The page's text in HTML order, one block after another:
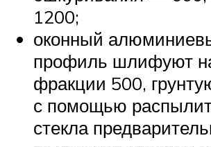
1200;
оконный
профиль шлифуют
фракции 500,
с помощью
стекла